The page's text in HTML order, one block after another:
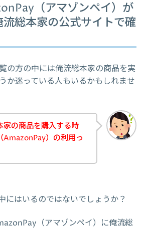
（アマゾンペイ）が
総本家の公式サイトで確
の方の中には俺流総本家の商品を実
か迷っている人もいるかもしれませ
家の商品を購入する時
AmazonPay）の利用っ
にはいるのではないでしょうか？
（アマゾンペイ）に俺流総